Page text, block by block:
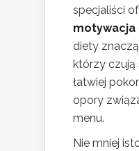
specjaliści
motywacja
diety
którzy czują
łatwiej
opory
menu.
Nie mniej